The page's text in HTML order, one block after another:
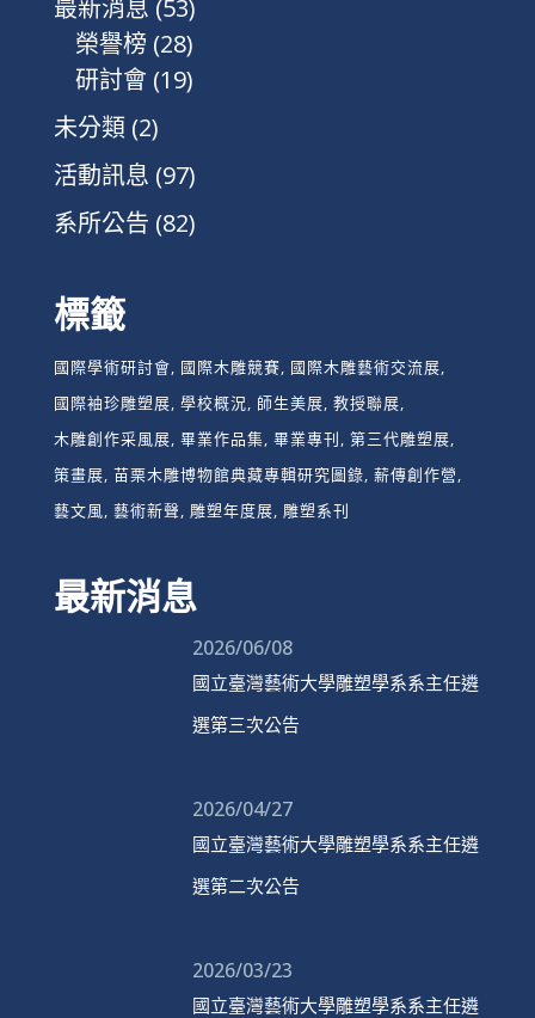
最新消息 (53)
榮譽榜 (28)
研討會(19)
未分類(2)
活動訊息 (97)
系所公告 (82)
標籤
國際學術研討會 國際木雕競賽 國際木雕藝術交流展
國際袖珍雕塑展 學校概況 師生美展 教授聯展
木雕創作采風展 畢業作品集 畢業專刊 第三代雕塑展
策畫展 苗栗木雕博物館典藏專輯研究圖錄 薪傳創作營
藝文風 藝術新聲 雕塑年度展 雕塑系刊
最新消息
2026/06/08
國立臺灣藝術大學雕塑學系系主任遴
選第三次公告
2026/04/27
國立臺灣藝術大學雕塑學系系主任遴
選第二次公告
2026/03/23
國立臺灣藝術大學雕塑學系系主任遴